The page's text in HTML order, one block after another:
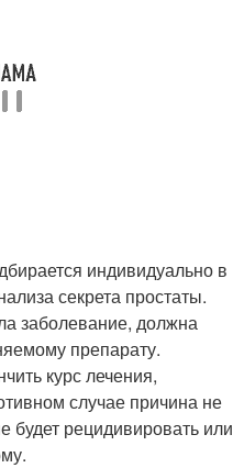
индивидуально в
секрета простаты.
заболевание, должна
препарату.
курс лечения,
случае причина не
будет рецидивировать или